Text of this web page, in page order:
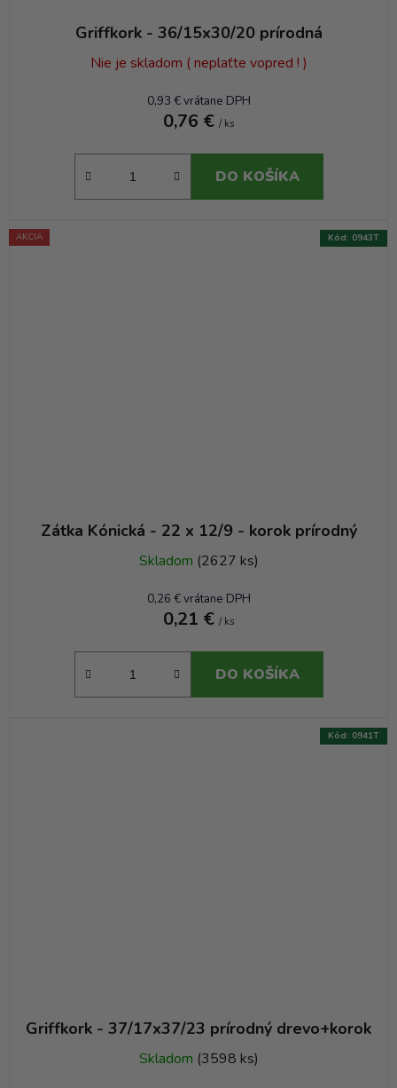
Griffkork - 36/15x30/20 prírodná
Nie je skladom ( neplaťte vopred ! )
0,93 € vrátane DPH
0,76 € / ks
DO KOŠÍKA
AKCIA
Zátka Kónická - 22 x 12/9 - korok prírodný
Skladom (2627 ks)
0,26 € vrátane DPH
0,21 € / ks
DO KOŠÍKA
Kód: 0943T
Griffkork - 37/17x37/23 prírodný drevo+korok
Skladom (3598 ks)
Kód: 0941T